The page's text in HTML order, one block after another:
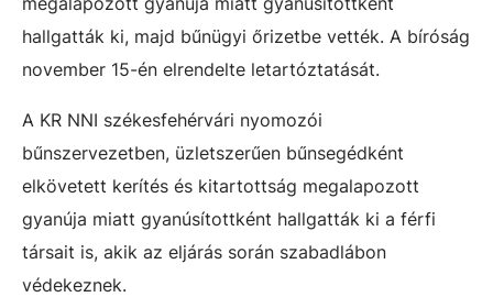
hallgatták ki, majd bűnügyi őrizetbe vették. A bíróság
november 15-én elrendelte letartóztatását.
A KR NNI székesfehérvári nyomozói
bűnszervezetben, üzletszerűen bűnsegédként
elkövetett kerítés és kitartottság megalapozott
gyanúja miatt gyanúsítottként hallgatták ki a férfi
társait is, akik az eljárás során szabadlábon
védekeznek.